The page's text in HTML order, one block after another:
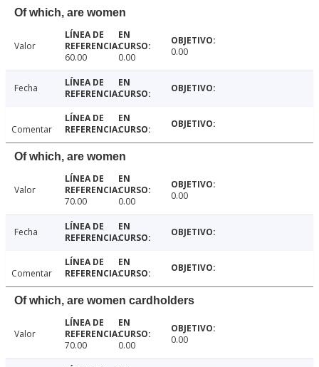
Of which, are women
Valor
60.00
0.00 0.00
Fecha
Comentar
Of which, are women
Valor
70.00
0.00 0.00
Fecha
Comentar
Of which, are women cardholders
Valor
70.00
0.00 0.00